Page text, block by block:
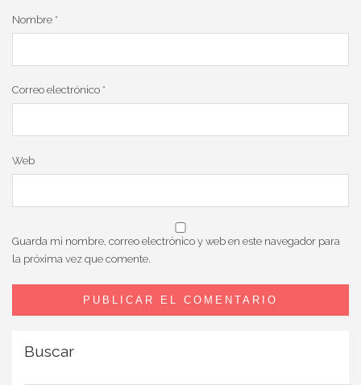
Nombre *
Correo electrónico *
Web
Guarda mi nombre, correo electrónico y web en este navegador para
la próxima vez que comente.
Buscar